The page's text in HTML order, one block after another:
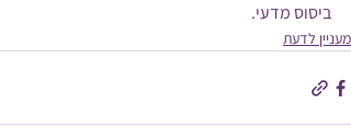
ביסוס מדעי.
מעניין לדעת